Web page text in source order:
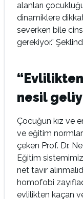
alanları
dinamiklere
severken bile
gerekiyor.”
nesil
Çocuğun kız ve
ve eğitim
çeken Prof. Dr.
Eğitim
net tavır
homofobi
evlilikten kaçan